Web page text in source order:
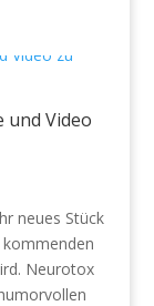
Video
neues Stück
Neurotox